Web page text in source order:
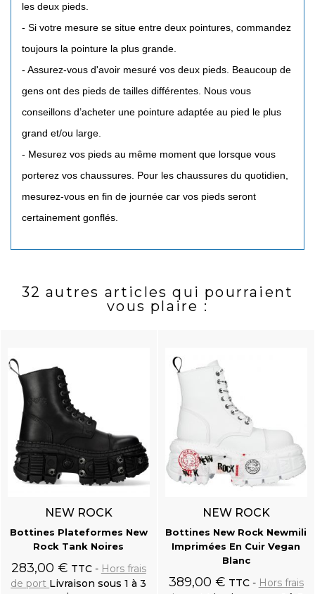
les deux pieds.
- Si votre mesure se situe entre deux pointures, commandez
toujours la pointure la plus grande.
- Assurez-vous d'avoir mesuré vos deux pieds. Beaucoup de
gens ont des pieds de tailles différentes. Nous vous
conseillons d’acheter une pointure adaptée au pied le plus
grand et/ou large.
- Mesurez vos pieds au même moment que lorsque vous
porterez vos chaussures. Pour les chaussures du quotidien,
mesurez-vous en fin de journée car vos pieds seront
certainement gonflés.
32 autres articles qui pourraient
vous plaire :
NEW ROCK
Bottines Plateformes New
Rock Tank Noires
283,00 € TTC
Hors frais
de port Livraison sous 1 à 3
NEW ROCK
Bottines New Rock Newmili
Imprimées En Cuir Vegan
Blanc
389,00 € TTC
Hors frais